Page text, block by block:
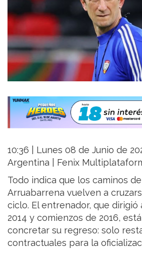
10:36 | Lunes 08 de Junio de
Argentina | Fenix
Todo indica que los caminos
Arruabarrena vuelven a
ciclo. El entrenador, que dirigió
2014 y comienzos de 2016,
concretar su regreso: solo
contractuales para la